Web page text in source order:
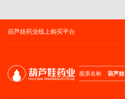
葫芦娃药业线上购买平台
股票名称 葫芦娃